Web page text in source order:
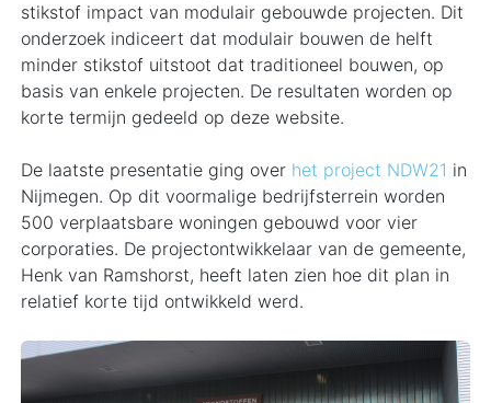
stikstof impact van modulair gebouwde projecten. Dit
onderzoek indiceert dat modulair bouwen de helft
minder stikstof uitstoot dat traditioneel bouwen, op
basis van enkele projecten. De resultaten worden op
korte termijn gedeeld op deze website.
De laatste presentatie ging over het project NDW21 in
Nijmegen. Op dit voormalige bedrijfsterrein worden
500 verplaatsbare woningen gebouwd voor vier
corporaties. De projectontwikkelaar van de gemeente,
Henk van Ramshorst, heeft laten zien hoe dit plan in
relatief korte tijd ontwikkeld werd.